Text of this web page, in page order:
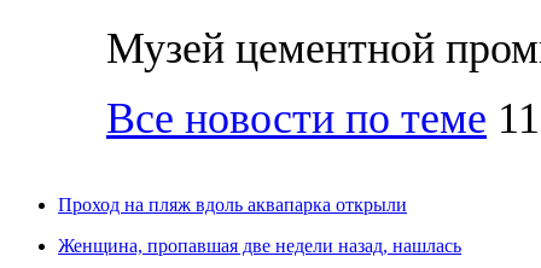
Музей цементной
Все новости по теме
Проход на пляж вдоль аквапарка открыли
Женщина, пропавшая две недели назад, нашлась